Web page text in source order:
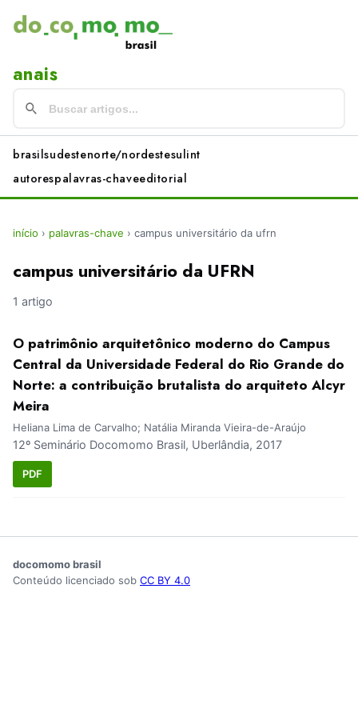
anais
brasilsudestenorte/nordestesulint
autorespalavras-chaveeditorial
início › palavras-chave › campus universitário da ufrn
campus universitário da UFRN
1 artigo
O patrimônio arquitetônico moderno do Campus
Central da Universidade Federal do Rio Grande do
Norte: a contribuição brutalista do arquiteto Alcyr
Meira
Heliana Lima de Carvalho; Natália Miranda Vieira-de-Araújo
12º Seminário Docomomo Brasil, Uberlândia, 2017
PDF
docomomo brasil
Conteúdo licenciado sob CC BY 4.0